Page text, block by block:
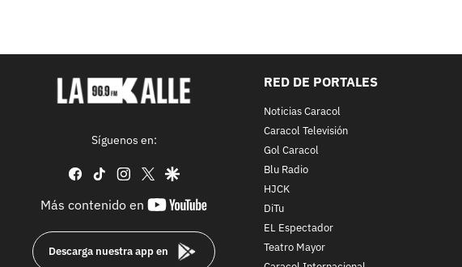
Síguenos en:
facebook
tiktok instagram
twittergoogle
Más contenido en
youtube-
Descarga nuestra app en
RED DE PORTALES
Noticias Caracol
Caracol Televisión
Gol Caracol
Blu Radio
HJCK
DiTu
EL Espectador
Teatro Mayor